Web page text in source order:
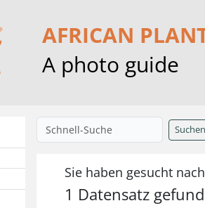
AFRICAN
A photo guide
Suchen
Sie haben gesucht
1 Datensatz